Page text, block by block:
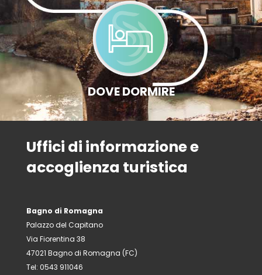
DOVE DORMIRE
Uffici di informazione e
accoglienza turistica
Bagno di Romagna
Palazzo del Capitano
Via Fiorentina 38
47021 Bagno di Romagna (FC)
Tel: 0543 911046